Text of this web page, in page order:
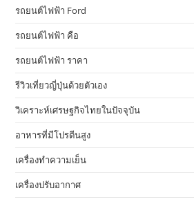
รถยนต์ไฟฟ้า Ford
รถยนต์ไฟฟ้า คือ
รถยนต์ไฟฟ้า ราคา
รีวิวเที่ยวญี่ปุ่นด้วยตัวเอง
วิเคราะห์เศรษฐกิจไทยในปัจจุบัน
อาหารที่มีโปรตีนสูง
เครื่องทำความเย็น
เครื่องปรับอากาศ